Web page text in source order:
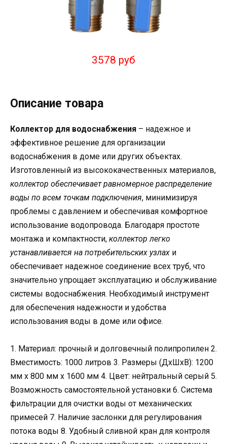
3578 руб
Описание товара
Коллектор для водоснабжения – надежное и
эффективное решение для организации
водоснабжения в доме или других объектах.
Изготовленный из высококачественных материалов,
коллектор обеспечивает равномерное распределение
воды по всем точкам подключения, минимизируя
проблемы с давлением и обеспечивая комфортное
использование водопровода. Благодаря простоте
монтажа и компактности, коллектор легко
устанавливается на потребительских узлах и
обеспечивает надежное соединение всех труб, что
значительно упрощает эксплуатацию и обслуживание
системы водоснабжения. Необходимый инструмент
для обеспечения надежности и удобства
использования воды в доме или офисе.
1. Материал: прочный и долговечный полипропилен 2.
Вместимость: 1000 литров 3. Размеры (ДхШхВ): 1200
мм х 800 мм х 1600 мм 4. Цвет: нейтральный серый 5.
Возможность самостоятельной установки 6. Система
фильтрации для очистки воды от механических
примесей 7. Наличие заслонки для регулирования
потока воды 8. Удобный сливной кран для контроля